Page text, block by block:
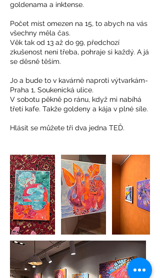
goldenama a inktense.
Počet míst omezen na 15, to abych na vás
všechny měla čas.
Věk tak od 13 až do 99, předchozí
zkušenost není třeba, pohraje si každý. A já
se děsně těším.
Jo a bude to v kavárně naproti výtvarkám-
Praha 1, Soukenická ulice.
V sobotu pěkně po ránu, když mi nabíhá
třetí kafe. Takže goldeny a kája v plné síle.
Hlásit se můžete tři dva jedna TEĎ.